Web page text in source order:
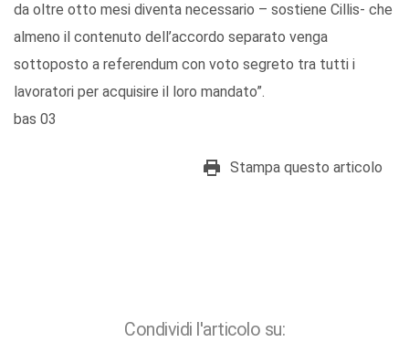
da oltre otto mesi diventa necessario – sostiene Cillis- che
almeno il contenuto dell’accordo separato venga
sottoposto a referendum con voto segreto tra tutti i
lavoratori per acquisire il loro mandato”.
bas 03
Stampa questo articolo
Condividi l'articolo su: